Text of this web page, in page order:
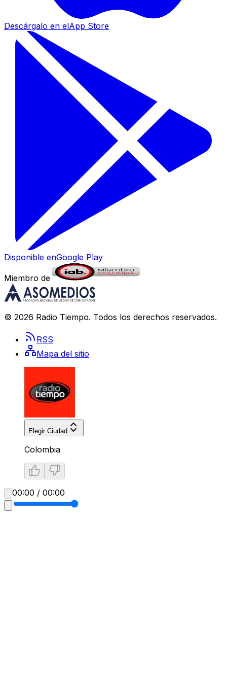
Descárgalo en elApp Store
Disponible enGoogle Play
Miembro de
© 2026 Radio Tiempo. Todos los derechos reservados.
RSS
Mapa del sitio
Elegir Ciudad
Colombia
00:00 / 00:00